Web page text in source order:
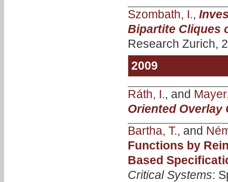
Szombath, I.,
Bipartite Cliques
Research Zurich,
2009
Ráth, I., and
Oriented Overlay
Bartha, T., and
Functions by
Based
Critical Systems: